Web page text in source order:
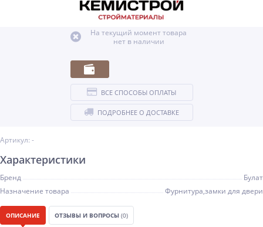
Артикул: -
На текущий момент товара
нет в наличии
ВСЕ СПОСОБЫ ОПЛАТЫ
ПОДРОБНЕЕ О ДОСТАВКЕ
Характеристики
Бренд
Булат
Назначение товара
Фурнитура,замки для двери
ОПИСАНИЕ ОТЗЫВЫ И ВОПРОСЫ (0)